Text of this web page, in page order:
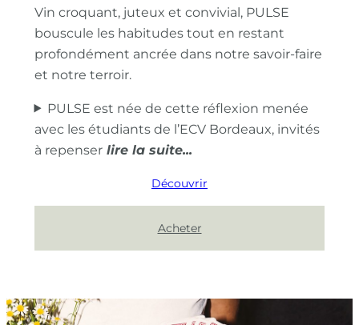
Vin croquant, juteux et convivial, PULSE
bouscule les habitudes tout en restant
profondément ancrée dans notre savoir-faire
et notre terroir.
PULSE est née de cette réflexion menée
avec les étudiants de l’ECV Bordeaux, invités
à repenser
Découvrir
Acheter